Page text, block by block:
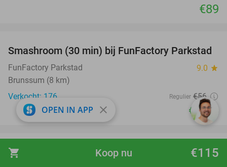
shopping_cart €115
Koop nu
€89
47%
Smashroom (30 min) bij FunFactory Parkstad
FunFactory Parkstad 9.0 star
Brunssum (8 km)
Verkocht: 176
Regulier €56
€29,95
19%
favorite_border
All-You-Can-Eat & Drink (3 uur) bij
OPEN IN APP close